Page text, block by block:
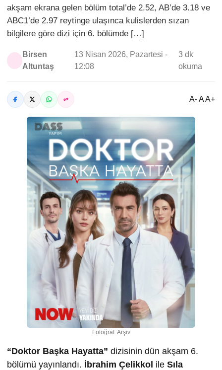
akşam ekrana gelen bölüm total’de 2.52, AB’de 3.18 ve
ABC1’de 2.97 reytinge ulaşınca kulislerden sızan
bilgilere göre dizi için 6. bölümde […]
Birsen
Altuntaş
13 Nisan 2026, Pazartesi -
12:08
3 dk
okuma
A- A A+
Fotoğraf: Arşiv
“Doktor Başka Hayatta” dizisinin dün akşam 6.
bölümü yayınlandı. İbrahim Çelikkol ile Sıla